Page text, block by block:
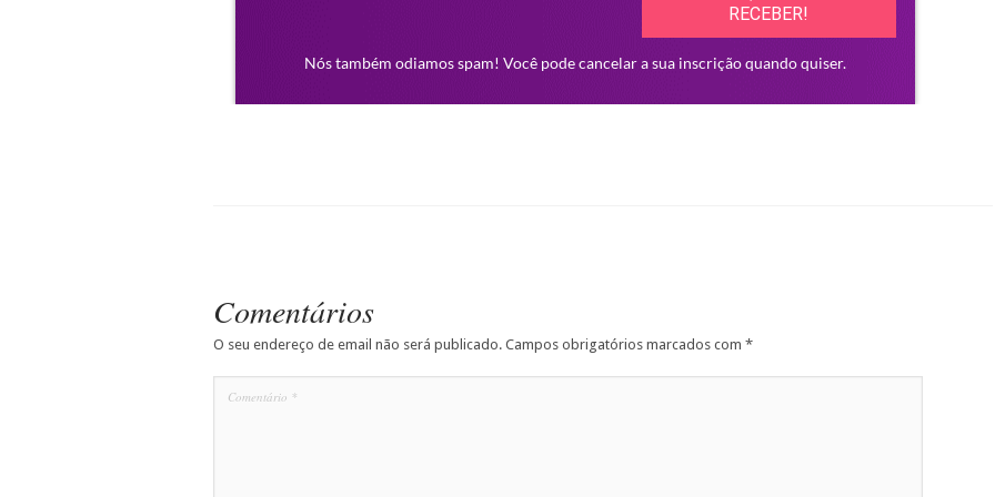
Comentários
O seu endereço de email não será publicado. Campos obrigatórios marcados com *